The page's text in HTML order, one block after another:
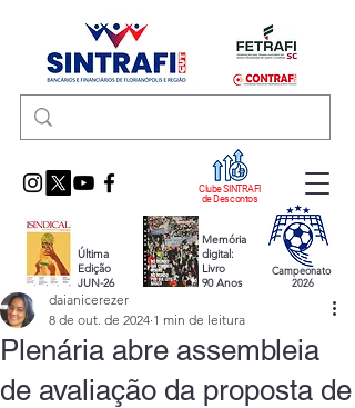
Clube SINTRAFI
de Descontos
Última
Edição
JUN-26
Memória
digital:
Livro
90 Anos
Campeonato
2026
Plenária abre assembleia
de avaliação da proposta de
daianicerezer
8 de out. de 2024 1 min de leitura